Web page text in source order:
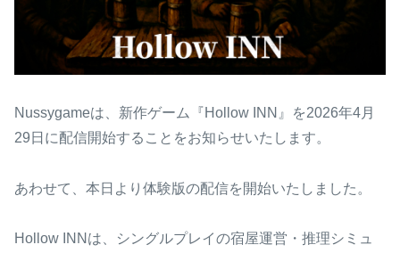
Nussygameは、新作ゲーム『Hollow INN』を2026年4月
29日に配信開始することをお知らせいたします。
あわせて、本日より体験版の配信を開始いたしました。
Hollow INNは、シングルプレイの宿屋運営・推理シミュ